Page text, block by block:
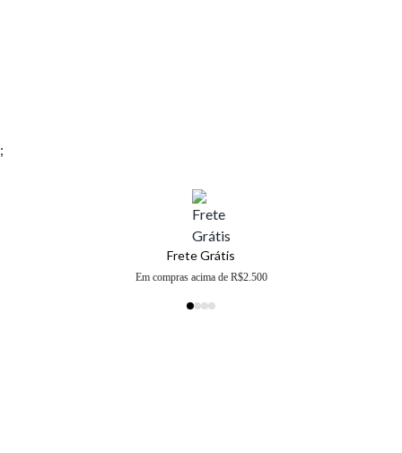
;
Frete Grátis
Em compras acima de R$2.500